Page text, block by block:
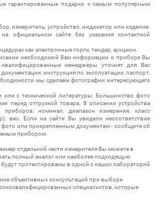
гарантированные подарки к самым популярным
измеритель, устройство, индикатор или изделие.
официальном сайте без указания контактной
как электронные торги, тендер, аукцион.
необходимой Вам информации о приборе Вы
менеджеры уточнят для Вас
инструкция по эксплуатации, паспорт,
мы сделаем фотографии интересующего
с технической литературы. Большинство фото
перед отгрузкой товара. В описании устройства
приборов: номинал, диапазон измерения, класс
вес. Если на сайте Вы увидели несоответствие
фото или прикрепленным документам - сообщите об
прибором.
отдельной части измерителя Вы можете в
полный аналог или наиболее подходящую
протестированы в одной с наших лабораторий
объективных консультаций при выборе
специалистов, которые